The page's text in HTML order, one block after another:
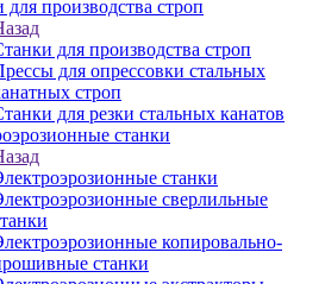
для производства строп
для производства строп
для опрессовки стальных
строп
для резки стальных канатов
станки
станки
сверлильные
копировально-
станки